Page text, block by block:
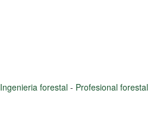
Ingenieria forestal - Profesional forestal